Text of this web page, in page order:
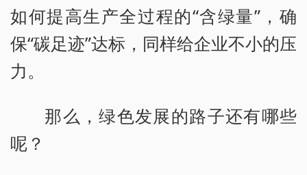
如何提高生产全过程的“含绿量”，确
保“碳足迹”达标，同样给企业不小的压
力。
那么，绿色发展的路子还有哪些
呢？